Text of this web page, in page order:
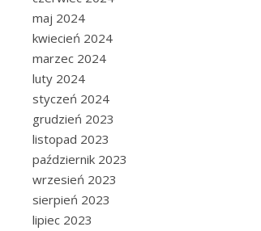
maj 2024
kwiecień 2024
marzec 2024
luty 2024
styczeń 2024
grudzień 2023
listopad 2023
październik 2023
wrzesień 2023
sierpień 2023
lipiec 2023